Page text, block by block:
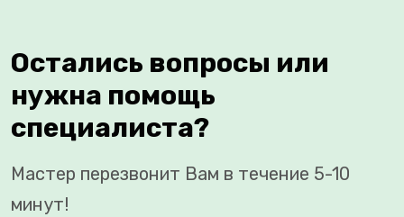
Остались вопросы или
нужна помощь
специалиста?
Мастер перезвонит Вам в течение 5-10
минут!